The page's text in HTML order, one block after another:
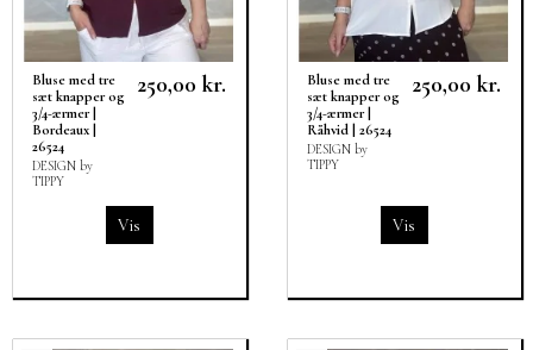
Bluse med tre
sæt knapper og
3/4-ærmer |
Bordeaux |
26524
DESIGN by
TIPPY
250,00 kr.
Vis
Bluse med tre
sæt knapper og
3/4-ærmer |
Råhvid | 26524
DESIGN by
TIPPY
250,00 kr.
Vis